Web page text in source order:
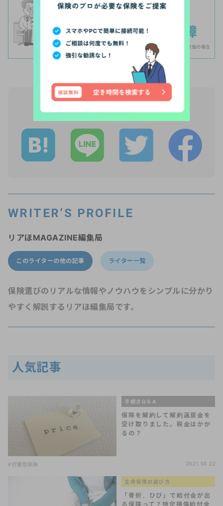
この記事をシェア
WRITER’S PROFILE
リアほMAGAZINE編集局
このライターの他の記事 ライター一覧
保険選びのリアルな情報やノウハウをシンプルに分かり
やすく解説するリアほ編集局です。
人気記事
手続きQ＆A
保険を解約して解約返戻金を
受け取りました。税金はかか
るの？
#貯蓄型保険 2021.08.22
生命保険の選び方
「骨折、ひび」で給付金が出
る保険って？特定損傷給付金